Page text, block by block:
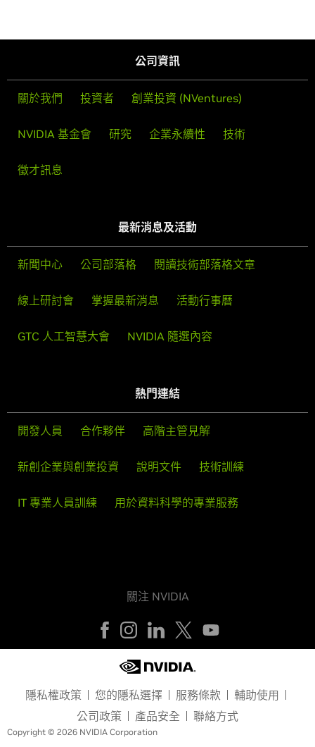
公司資訊
關於我們 投資者 創業投資 (NVentures)
NVIDIA 基金會 研究 企業永續性 技術
徵才訊息
最新消息及活動
新聞中心 公司部落格 閱讀技術部落格文章
線上研討會 掌握最新消息 活動行事曆
GTC 人工智慧大會 NVIDIA 隨選內容
熱門連結
開發人員 合作夥伴 高階主管見解
新創企業與創業投資 說明文件 技術訓練
IT 專業人員訓練 用於資料科學的專業服務
關注 NVIDIA
隱私權政策 您的隱私選擇 服務條款
輔助使用
公司政策
產品安全 聯絡方式
Copyright © 2026 NVIDIA Corporation